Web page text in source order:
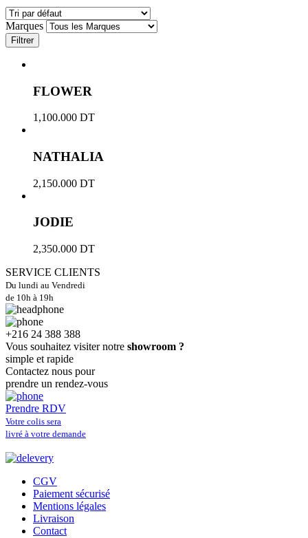
Marques
Filtrer
FLOWER
1,100.000 DT
NATHALIA
2,150.000 DT
JODIE
2,350.000 DT
SERVICE CLIENTS
Du lundi au Vendredi
de 10h à 19h
+216 24 388 388
Vous souhaitez visiter notre showroom ?
simple et rapide
Contactez nous pour
prendre un rendez-vous
Prendre RDV
Votre colis sera
livré à votre demande
CGV
Paiement sécurisé
Mentions légales
Livraison
Contact